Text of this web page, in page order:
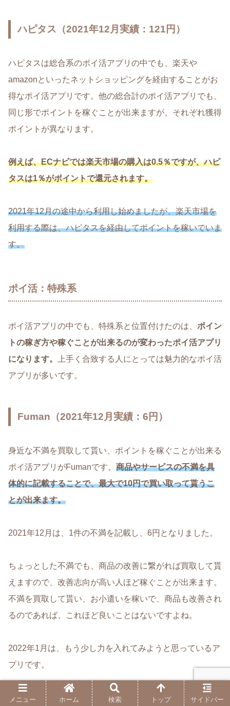
ハピタス（2021年12月実績：121円）
ハピタスは総合系のポイ活アプリの中でも、楽天や
amazonといったネットショッピングを経由することがお
得なポイ活アプリです。他の総合計のポイ活アプリでも、
同じ形でポイントを稼ぐことが出来ますが、それぞれ獲得
ポイントが異なります。
例えば、ECナビでは楽天市場の購入は0.5％ですが、ハピ
タスは1％がポイントで還元されます。
2021年12月の途中から利用し始めましたが、楽天市場を
利用する際は、ハピタスを経由してポイントを稼いでいま
す。
ポイ活：特殊系
ポイ活アプリの中でも、特殊系と位置付けたのは、 ポイン
トの稼ぎ方や稼ぐことが出来るのが変わったポイ活アプリ
になります。
上手く合致する人にとっては魅力的なポイ活
アプリが多いです。
Fuman（2021年12月実績：6円）
身近な不満を買取して貰い、ポイントを稼ぐことが出来る
ポイ活アプリがFumanです。 商品やサービスの不満を具
体的に記載することで、最大で10円で買い取って貰うこ
とが出来ます。
2021年12月は、1件の不満を記載し、6円となりました。
ちょっとした不満でも、商品の改善に繋がれば買取して貰
えますので、改善志向が高い人ほど稼ぐことが出来ます。
不満を買取して貰い、お小遣いを稼いで、商品も改善され
るのであれば、これほど良いことはないですよね。
2022年1月は、もう少し力を入れてみようと思っているア
プリです。
メニュー ホーム 検索 トップ サイドバー